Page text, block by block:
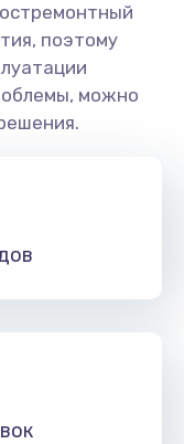
поэтому
можно